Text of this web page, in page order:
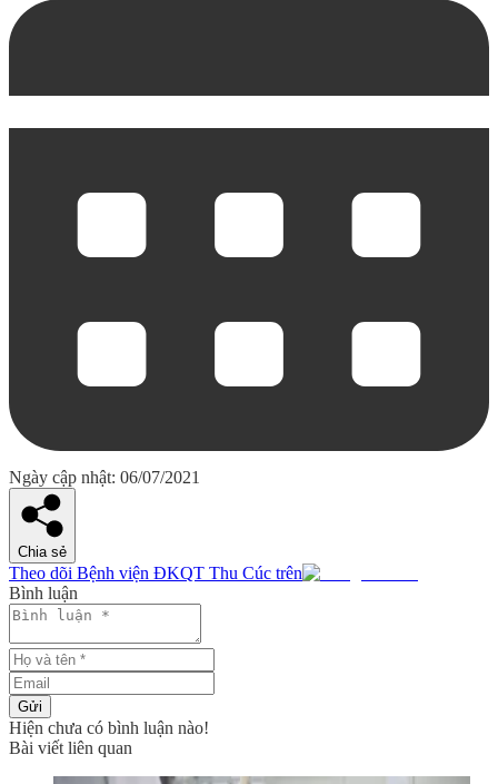
Ngày cập nhật: 06/07/2021
Chia sẻ
Theo dõi Bệnh viện ĐKQT Thu Cúc trên
Bình luận
Gửi
Hiện chưa có bình luận nào!
Bài viết liên quan